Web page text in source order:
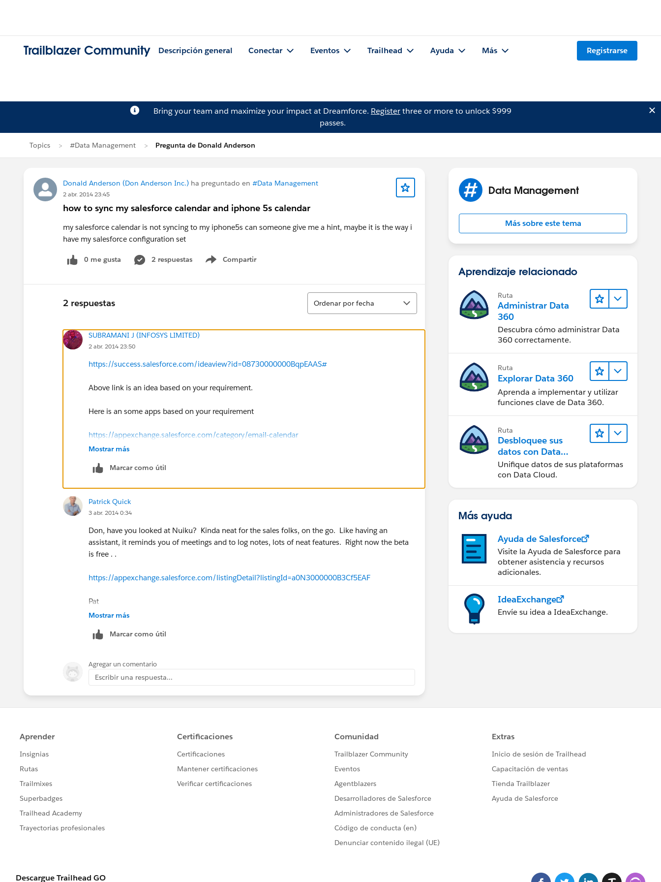
Trailblazer Community Descripción general Conectar Eventos Trailhead Ayuda Más Registrarse
Bring your team and maximize your impact at Dreamforce. Registerthree or more to unlock $999
passes.
Topics #Data Management Pregunta de Donald Anderson
Donald Anderson (Don Anderson Inc.) ha preguntado en #Data Management
2 abr. 2014 23:45
how to sync my salesforce calendar and iphone 5s calendar
my salesforce calendar is not syncing to my iphone5s can someone give me a hint, maybe it is the way i
have my salesforce configuration set
0 me gusta 2 respuestas Compartir
Show menu
2 respuestas
Ordenar
Ordenar por fecha
SUBRAMANI J (INFOSYS LIMITED)
2 abr. 2014 23:50
https://success.salesforce.com/ideaview?id=08730000000BqpEAAS#
Above link is an idea based on your requirement.
Here is an some apps based on your requirement
https://appexchange.salesforce.com/category/email-calendar
Mostrar más
Marcar como útil
Patrick Quick
3 abr. 2014 0:34
Don, have you looked at Nuiku? Kinda neat for the sales folks, on the go. Like having an
assistant, it reminds you of meetings and to log notes, lots of neat features. Right now the beta
is free . .
https://appexchange.salesforce.com/listingDetail?listingId=a0N3000000B3Cf5EAF
Pat
Mostrar más
Marcar como útil
Agregar un comentario
Escribir una respuesta...
Data Management
Más sobre este tema
Aprendizaje relacionado
Ruta
Administrar Data
360
Descubra cómo administrar Data
360 correctamente.
Ruta
Explorar Data 360
Aprenda a implementar y utilizar
funciones clave de Data 360.
Ruta
Desbloquee sus
datos con Data
Cloud
Unifique datos de sus plataformas
con Data Cloud.
Más ayuda
Ayuda de Salesforce
Visite la Ayuda de Salesforce para
obtener asistencia y recursos
adicionales.
IdeaExchange
Envíe su idea a IdeaExchange.